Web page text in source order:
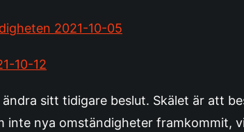
2021-10-05
10-12
sitt tidigare beslut. Skälet är att
inte nya omständigheter framkommit,